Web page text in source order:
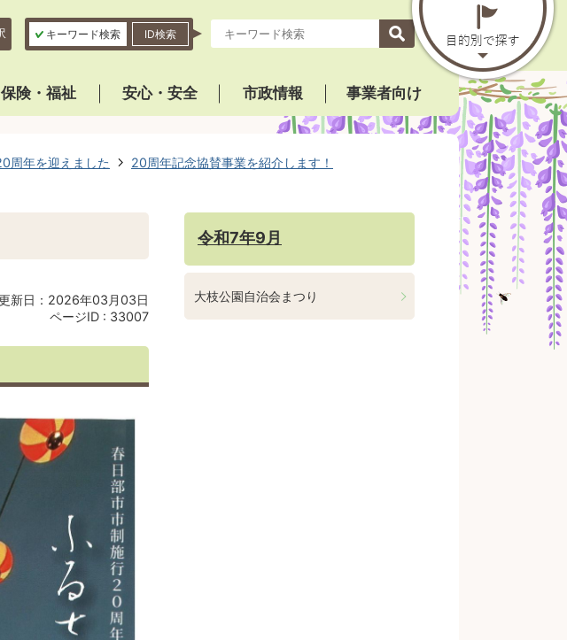
キーワード検索 ID検索
険・福祉 安心・安全 市政情報 事業者向け
周年を迎えました
20周年記念協賛事業を紹介します！
新日：2026年03月03日
ページID : 33007
令和7年9月
大枝公園自治会まつり